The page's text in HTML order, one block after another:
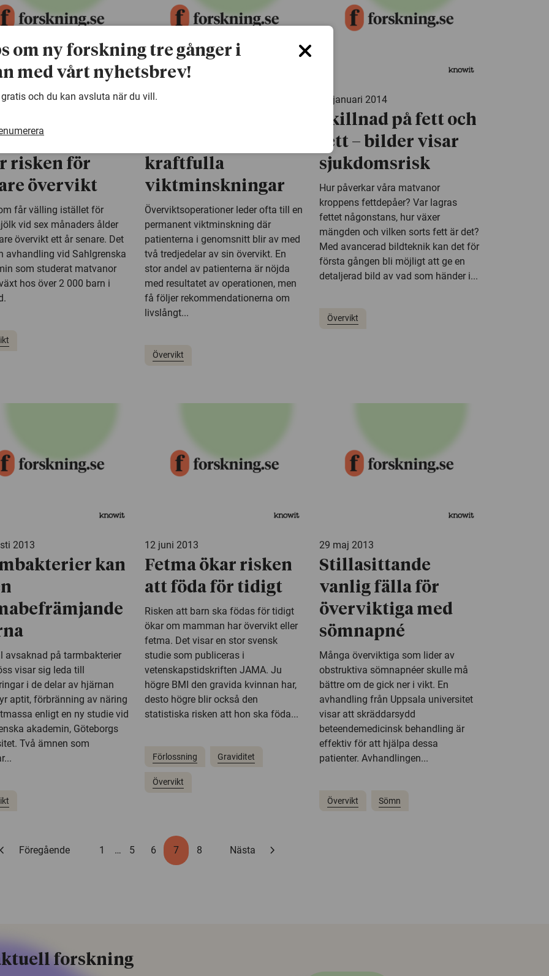
risken för
övervikt
får välling istället för
vid sex månaders ålder
övervikt ett år senare. Det
avhandling vid Sahlgrenska
som studerat matvanor
hos över 2 000 barn i
26 februari 2014
kraftfulla
viktminskningar
Överviktsoperationer leder ofta till en
permanent viktminskning där
patienterna i genomsnitt blir av med
två tredjedelar av sin övervikt. En
stor andel av patienterna är nöjda
med resultatet av operationen, men
få följer rekommendationerna om
livslångt...
Övervikt
30 januari 2014
Skillnad på fett och
fett – bilder visar
sjukdomsrisk
Hur påverkar våra matvanor
kroppens fettdepåer? Var lagras
fettet någonstans, hur växer
mängden och vilken sorts fett är det?
Med avancerad bildteknik kan det för
första gången bli möjligt att ge en
detaljerad bild av vad som händer i...
Övervikt
2013
kan
avsaknad på tarmbakterier
visar sig leda till
i de delar av hjärnan
aptit, förbränning av näring
enligt en ny studie vid
akademin, Göteborgs
Två ämnen som
12 juni 2013
Fetma ökar risken
att föda för tidigt
Risken att barn ska födas för tidigt
ökar om mamman har övervikt eller
fetma. Det visar en stor svensk
studie som publiceras i
vetenskapstidskriften JAMA. Ju
högre BMI den gravida kvinnan har,
desto högre blir också den
statistiska risken att hon ska föda...
Förlossning Graviditet
Övervikt
29 maj 2013
Stillasittande
vanlig fälla för
överviktiga med
sömnapné
Många överviktiga som lider av
obstruktiva sömnapnéer skulle må
bättre om de gick ner i vikt. En
avhandling från Uppsala universitet
visar att skräddarsydd
beteendemedicinsk behandling är
effektiv för att hjälpa dessa
patienter. Avhandlingen...
Övervikt Sömn
chevron_left Föregående 1 … 5 6 7 8 Nästa chevron_right
forskning
om ny forskning tre gånger i
med vårt nyhetsbrev!
gratis och du kan avsluta när du vill.